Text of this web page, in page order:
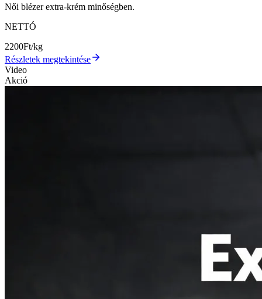
Női blézer extra-krém minőségben.
NETTÓ
2200Ft/kg
Részletek megtekintése
Video
Akció